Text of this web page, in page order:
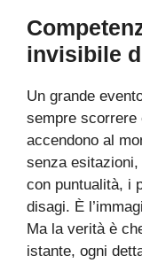
invisibile
Un grande
sempre scorrere
accendono al
senza
con puntualità, i
disagi. È
Ma la verità è
istante, ogni